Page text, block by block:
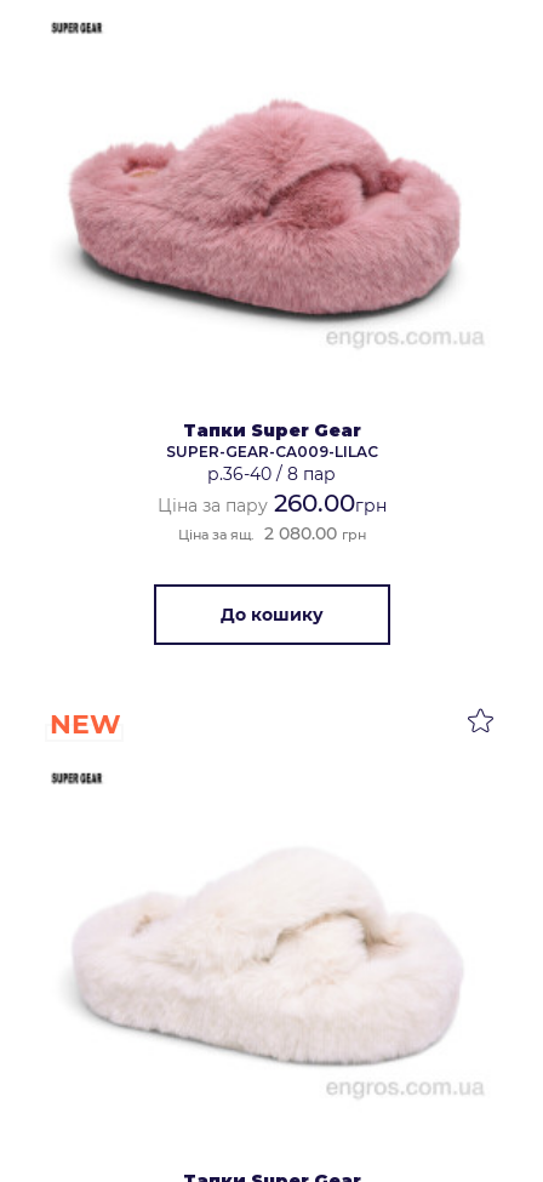
Тапки Super Gear
SUPER-GEAR-CA009-LILAC
р.36-40 / 8 пар
Ціна за пару260.00грн
Ціна за ящ. 2 080.00 грн
До кошику
NEW